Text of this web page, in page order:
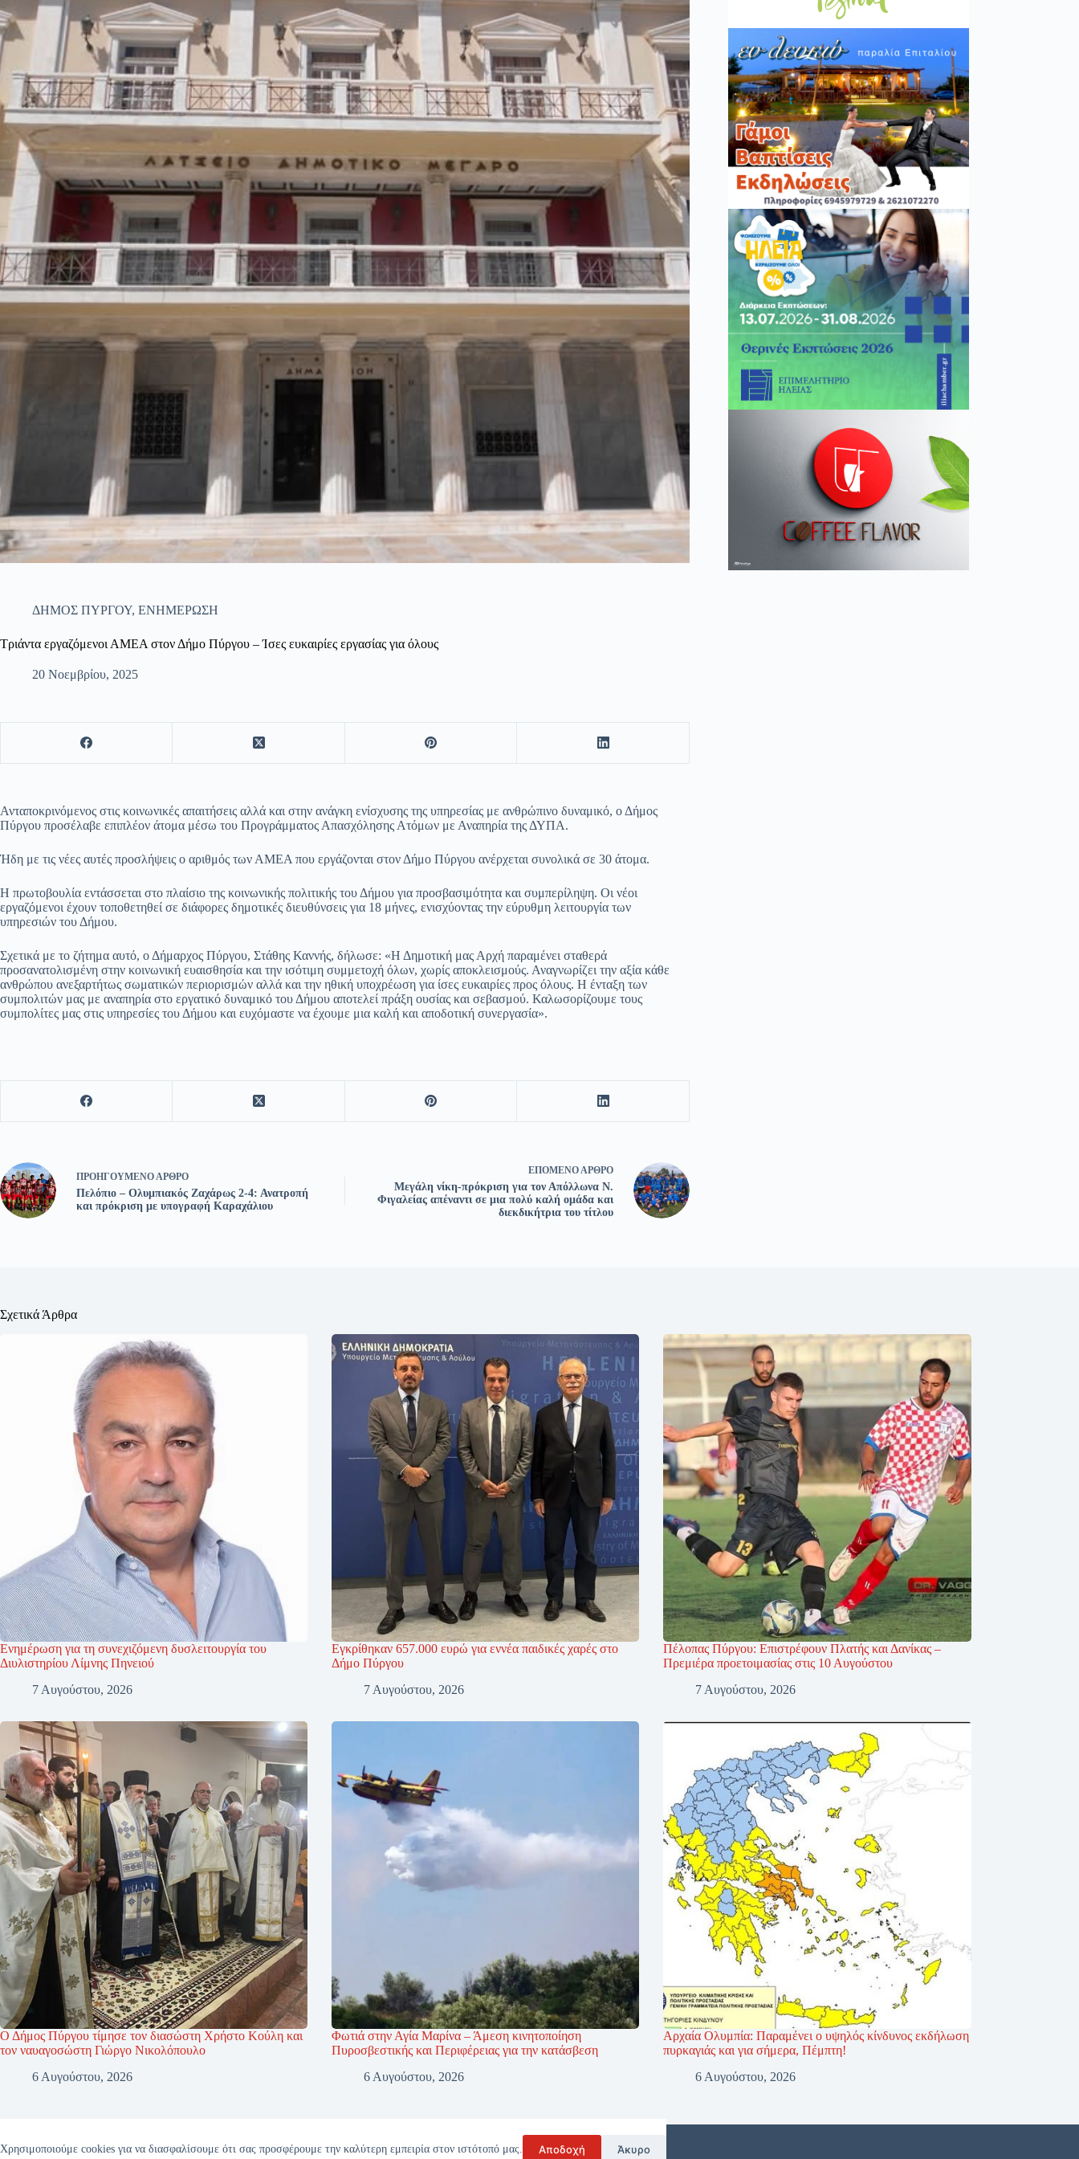
Χρησιμοποιούμε cookies για να διασφαλίσουμε ότι σας προσφέρουμε την καλύτερη εμπειρία στον ιστότοπό μας. Αποδοχή Άκυρο
ΔΗΜΟΣ ΠΥΡΓΟΥ, ΕΝΗΜΕΡΩΣΗ
Τριάντα εργαζόμενοι ΑΜΕΑ στον Δήμο Πύργου – Ίσες ευκαιρίες εργασίας για όλους
20 Νοεμβρίου, 2025
Ανταποκρινόμενος στις κοινωνικές απαιτήσεις αλλά και στην ανάγκη ενίσχυσης της υπηρεσίας με ανθρώπινο δυναμικό, ο Δήμος
Πύργου προσέλαβε επιπλέον άτομα μέσω του Προγράμματος Απασχόλησης Ατόμων με Αναπηρία της ΔΥΠΑ.
Ήδη με τις νέες αυτές προσλήψεις ο αριθμός των ΑΜΕΑ που εργάζονται στον Δήμο Πύργου ανέρχεται συνολικά σε 30 άτομα.
Η πρωτοβουλία εντάσσεται στο πλαίσιο της κοινωνικής πολιτικής του Δήμου για προσβασιμότητα και συμπερίληψη. Οι νέοι
εργαζόμενοι έχουν τοποθετηθεί σε διάφορες δημοτικές διευθύνσεις για 18 μήνες, ενισχύοντας την εύρυθμη λειτουργία των
υπηρεσιών του Δήμου.
Σχετικά με το ζήτημα αυτό, ο Δήμαρχος Πύργου, Στάθης Καννής, δήλωσε: «Η Δημοτική μας Αρχή παραμένει σταθερά
προσανατολισμένη στην κοινωνική ευαισθησία και την ισότιμη συμμετοχή όλων, χωρίς αποκλεισμούς. Αναγνωρίζει την αξία κάθε
ανθρώπου ανεξαρτήτως σωματικών περιορισμών αλλά και την ηθική υποχρέωση για ίσες ευκαιρίες προς όλους. Η ένταξη των
συμπολιτών μας με αναπηρία στο εργατικό δυναμικό του Δήμου αποτελεί πράξη ουσίας και σεβασμού. Καλωσορίζουμε τους
συμπολίτες μας στις υπηρεσίες του Δήμου και ευχόμαστε να έχουμε μια καλή και αποδοτική συνεργασία».
ΠΡΟΗΓΟΎΜΕΝΟΆΡΘΡΟ
Πελόπιο – Ολυμπιακός Ζαχάρως 2-4: Ανατροπή
και πρόκριση με υπογραφή Καραχάλιου
ΕΠΌΜΕΝΟΆΡΘΡΟ
Μεγάλη νίκη-πρόκριση για τον Απόλλωνα Ν.
Φιγαλείας απέναντι σε μια πολύ καλή ομάδα και
διεκδικήτρια του τίτλου
Σχετικά Άρθρα
Ενημέρωση για τη συνεχιζόμενη δυσλειτουργία του
Διυλιστηρίου Λίμνης Πηνειού
7 Αυγούστου, 2026
Εγκρίθηκαν 657.000 ευρώ για εννέα παιδικές χαρές στο
Δήμο Πύργου
7 Αυγούστου, 2026
Πέλοπας Πύργου: Επιστρέφουν Πλατής και Δανίκας –
Πρεμιέρα προετοιμασίας στις 10 Αυγούστου
7 Αυγούστου, 2026
Ο Δήμος Πύργου τίμησε τον διασώστη Χρήστο Κούλη και
τον ναυαγοσώστη Γιώργο Νικολόπουλο
6 Αυγούστου, 2026
Φωτιά στην Αγία Μαρίνα – Άμεση κινητοποίηση
Πυροσβεστικής και Περιφέρειας για την κατάσβεση
6 Αυγούστου, 2026
Αρχαία Ολυμπία: Παραμένει ο υψηλός κίνδυνος εκδήλωση
πυρκαγιάς και για σήμερα, Πέμπτη!
6 Αυγούστου, 2026